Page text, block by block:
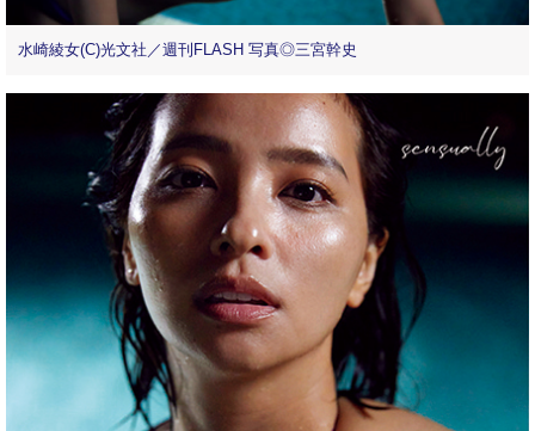
水崎綾女(C)光文社／週刊FLASH 写真◎三宮幹史